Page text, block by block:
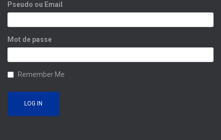
Pseudo ou Email
Mot de passe
Remember Me